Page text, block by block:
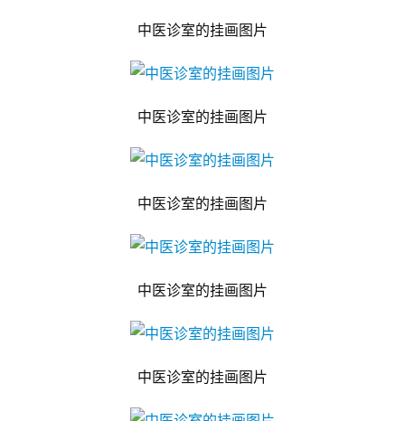
中医诊室的挂画图片
中医诊室的挂画图片
中医诊室的挂画图片
中医诊室的挂画图片
中医诊室的挂画图片